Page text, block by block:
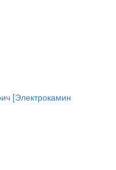
[Электрокамин